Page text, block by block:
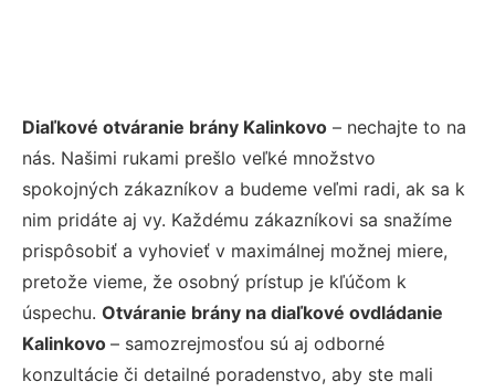
Diaľkové otváranie brány Kalinkovo – nechajte to na
nás. Našimi rukami prešlo veľké množstvo
spokojných zákazníkov a budeme veľmi radi, ak sa k
nim pridáte aj vy. Každému zákazníkovi sa snažíme
prispôsobiť a vyhovieť v maximálnej možnej miere,
pretože vieme, že osobný prístup je kľúčom k
úspechu. Otváranie brány na diaľkové ovdládanie
Kalinkovo – samozrejmosťou sú aj odborné
konzultácie či detailné poradenstvo, aby ste mali